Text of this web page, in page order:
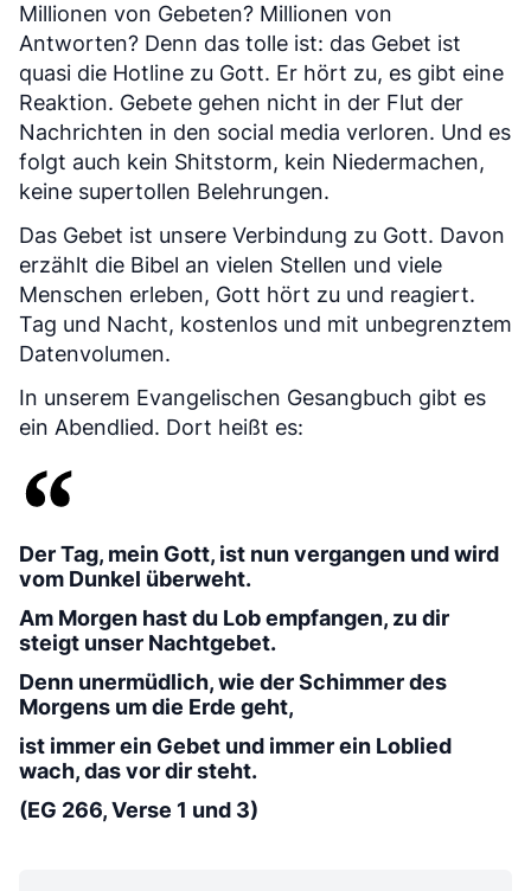
Millionen von Gebeten? Millionen von
Antworten? Denn das tolle ist: das Gebet ist
quasi die Hotline zu Gott. Er hört zu, es gibt eine
Reaktion. Gebete gehen nicht in der Flut der
Nachrichten in den social media verloren. Und es
folgt auch kein Shitstorm, kein Niedermachen,
keine supertollen Belehrungen.
Das Gebet ist unsere Verbindung zu Gott. Davon
erzählt die Bibel an vielen Stellen und viele
Menschen erleben, Gott hört zu und reagiert.
Tag und Nacht, kostenlos und mit unbegrenztem
Datenvolumen.
In unserem Evangelischen Gesangbuch gibt es
ein Abendlied. Dort heißt es:
Der Tag, mein Gott, ist nun vergangen und wird
vom Dunkel überweht.
Am Morgen hast du Lob empfangen, zu dir
steigt unser Nachtgebet.
Denn unermüdlich, wie der Schimmer des
Morgens um die Erde geht,
ist immer ein Gebet und immer ein Loblied
wach, das vor dir steht.
(EG 266, Verse 1 und 3)